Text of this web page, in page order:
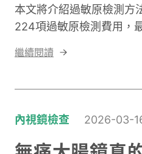
本文將介紹過敏原檢測方
224項過敏原檢測費用，
敏反應！
繼續閱讀
內視鏡檢查 2026-03-